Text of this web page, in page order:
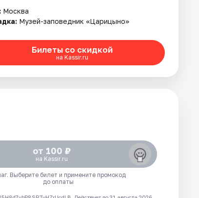
Москва
Музей-заповедник «Царицыно»
Билеты со скидкой
на Kassir.ru
от 100 ₽
на Kassir.ru
Выберите билет и примените промокод
до оплаты